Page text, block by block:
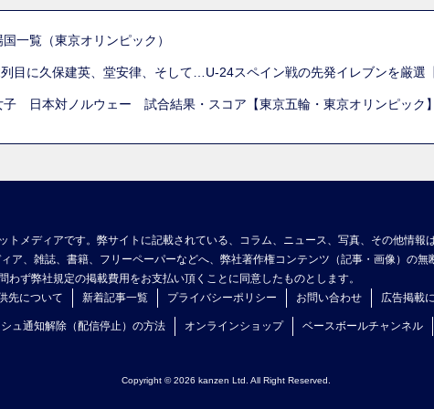
覧（東京オリンピック）
目に久保建英、堂安律、そして…U-24スペイン戦の先発イレブンを厳選
日本対ノルウェー 試合結果・スコア【東京五輪・東京オリンピック】
トメディアです。弊サイトに記載されている、コラム、ニュース、写真、その他情
ア、雑誌、書籍、フリーペーパーなどへ、弊社著作権コンテンツ（記事・画像）の
ず弊社規定の掲載費用をお支払い頂くことに同意したものとします。
先について 新着記事一覧 プライバシーポリシー お問い合わせ 広告掲載
ュ通知解除（配信停止）の方法 オンラインショップ ベースボールチャンネル
Copyright © 2026 kanzen Ltd. All Right Reserved.